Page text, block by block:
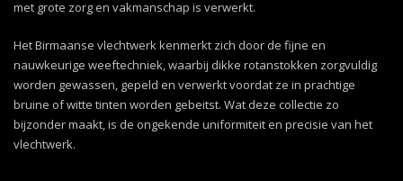
met grote zorg en vakmanschap is verwerkt.
Het Birmaanse vlechtwerk kenmerkt zich door de fijne en
nauwkeurige weeftechniek, waarbij dikke rotanstokken zorgvuldig
worden gewassen, gepeld en verwerkt voordat ze in prachtige
bruine of witte tinten worden gebeitst. Wat deze collectie zo
bijzonder maakt, is de ongekende uniformiteit en precisie van het
vlechtwerk.